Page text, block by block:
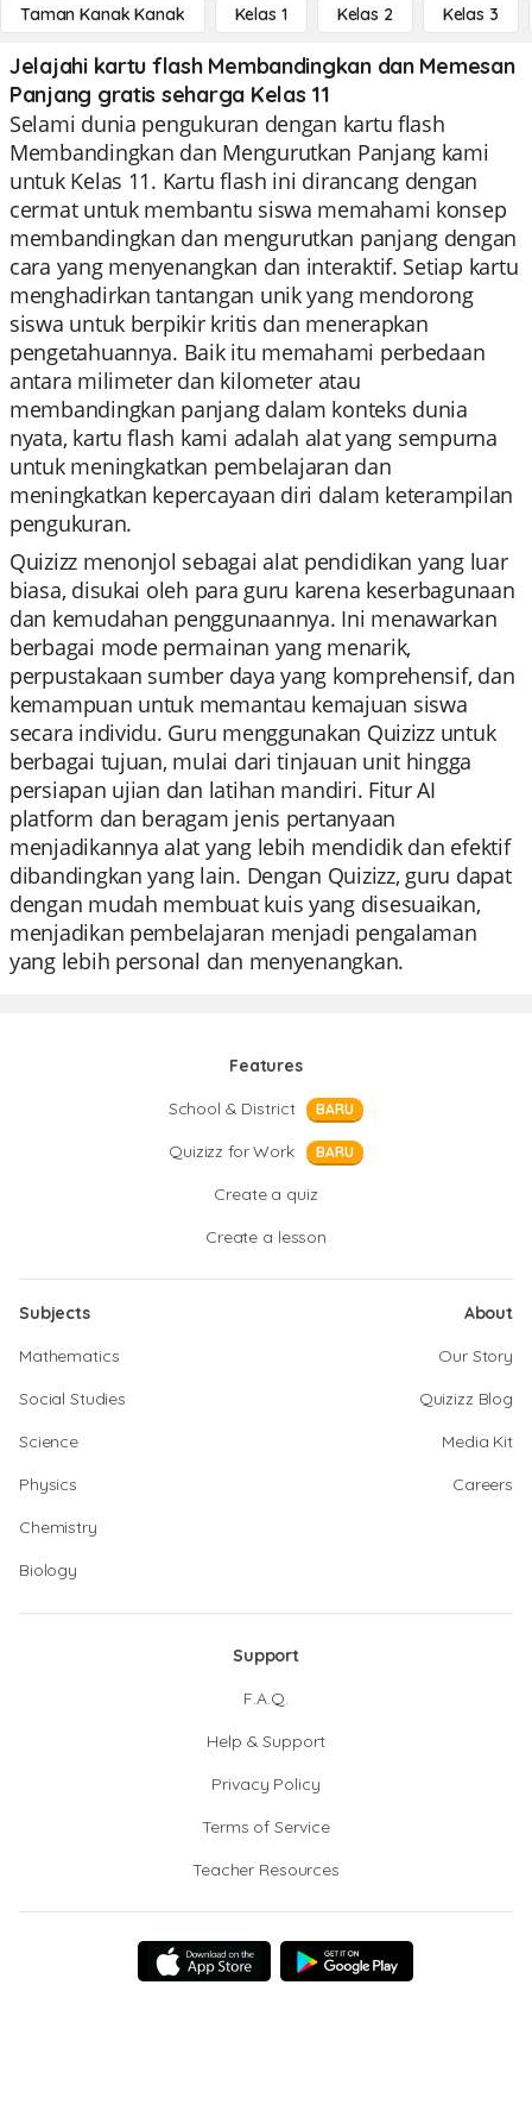
Taman Kanak Kanak Kelas 1 Kelas 2 Kelas 3
Jelajahi kartu flash Membandingkan dan Memesan
Panjang gratis seharga Kelas 11
Selami dunia pengukuran dengan kartu flash
Membandingkan dan Mengurutkan Panjang kami
untuk Kelas 11. Kartu flash ini dirancang dengan
cermat untuk membantu siswa memahami konsep
membandingkan dan mengurutkan panjang dengan
cara yang menyenangkan dan interaktif. Setiap kartu
menghadirkan tantangan unik yang mendorong
siswa untuk berpikir kritis dan menerapkan
pengetahuannya. Baik itu memahami perbedaan
antara milimeter dan kilometer atau
membandingkan panjang dalam konteks dunia
nyata, kartu flash kami adalah alat yang sempurna
untuk meningkatkan pembelajaran dan
meningkatkan kepercayaan diri dalam keterampilan
pengukuran.
Quizizz menonjol sebagai alat pendidikan yang luar
biasa, disukai oleh para guru karena keserbagunaan
dan kemudahan penggunaannya. Ini menawarkan
berbagai mode permainan yang menarik,
perpustakaan sumber daya yang komprehensif, dan
kemampuan untuk memantau kemajuan siswa
secara individu. Guru menggunakan Quizizz untuk
berbagai tujuan, mulai dari tinjauan unit hingga
persiapan ujian dan latihan mandiri. Fitur AI
platform dan beragam jenis pertanyaan
menjadikannya alat yang lebih mendidik dan efektif
dibandingkan yang lain. Dengan Quizizz, guru dapat
dengan mudah membuat kuis yang disesuaikan,
menjadikan pembelajaran menjadi pengalaman
yang lebih personal dan menyenangkan.
Features
School & District
BARU
Quizizz for Work BARU
Create a quiz
Create a lesson
Subjects
Mathematics
Social Studies
Science
Physics
Chemistry
Biology
About
Our Story
Quizizz Blog
Media Kit
Careers
Support
F.A.Q.
Help & Support
Privacy Policy
Terms of Service
Teacher Resources